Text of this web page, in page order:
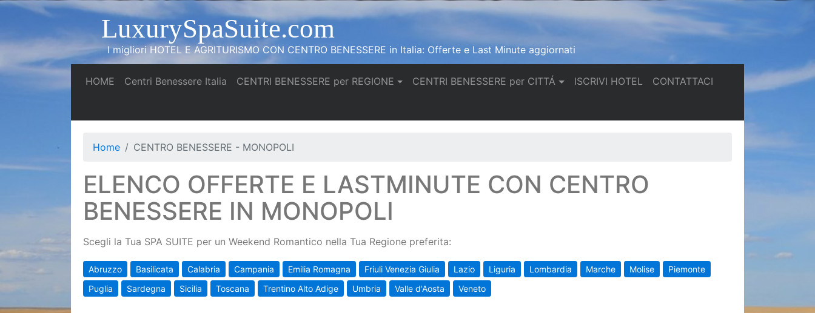
LuxurySpaSuite.com
I migliori HOTEL E AGRITURISMO CON CENTRO BENESSERE in Italia: Offerte e Last Minute aggiornati
HOME (current)
Centri Benessere Italia (current)
CENTRI BENESSERE per REGIONE CENTRI BENESSERE per CITTÁ ISCRIVI HOTEL(current)
CONTATTACI(current)
Home CENTRO BENESSERE - MONOPOLI
ELENCO OFFERTE E LASTMINUTE CON CENTRO
BENESSERE IN MONOPOLI
Scegli la Tua SPA SUITE per un Weekend Romantico nella Tua Regione preferita:
Abruzzo Basilicata Calabria Campania Emilia Romagna Friuli Venezia Giulia Lazio Liguria Lombardia Marche Molise
Piemonte
Puglia
Sardegna Sicilia Toscana Trentino Alto Adige Umbria Valle d'Aosta Veneto